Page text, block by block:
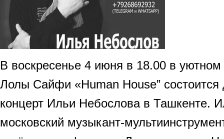
В воскресенье 4 июня в 18.00 в уютном
Лолы Сайфи «Human House” состоится
концерт Ильи Небослова в Ташкенте.
московский музыкант-